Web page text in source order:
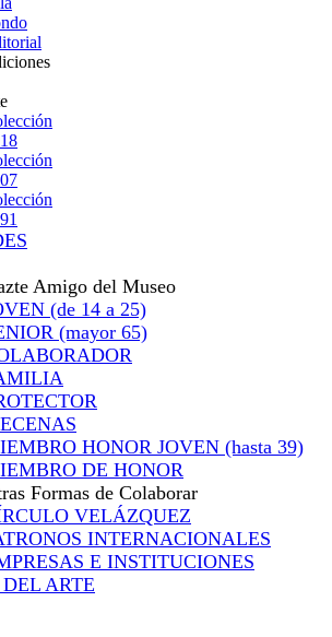
Amigo del Museo
(de 14 a 25)
(mayor 65)
HONOR JOVEN (hasta 39)
DE HONOR
Formas de Colaborar
VELÁZQUEZ
INTERNACIONALES
E INSTITUCIONES
ARTE